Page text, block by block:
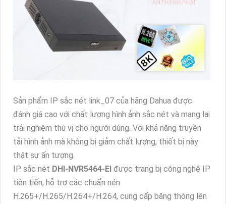
Sản phẩm IP sắc nét link_07 của hãng Dahua được
đánh giá cao với chất lượng hình ảnh sắc nét và mang lại
trải nghiệm thú vị cho người dùng. Với khả năng truyền
tải hình ảnh mà không bị giảm chất lượng, thiết bị này
thật sự ấn tượng.
IP sắc nét DHI-NVR5464-EI được trang bị công nghệ IP
tiên tiến, hỗ trợ các chuẩn nén
H.265+/H.265/H.264+/H.264, cung cấp băng thông lên